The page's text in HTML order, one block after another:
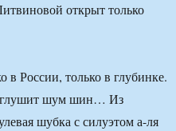
открыт только
в России, только в глубинке.
глушит шум шин… Из
шубка с силуэтом а-ля